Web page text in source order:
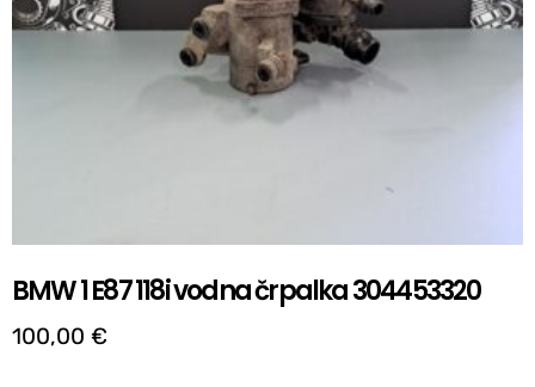
BMW 1 E87 118i vodna črpalka 304453320
100,00 €